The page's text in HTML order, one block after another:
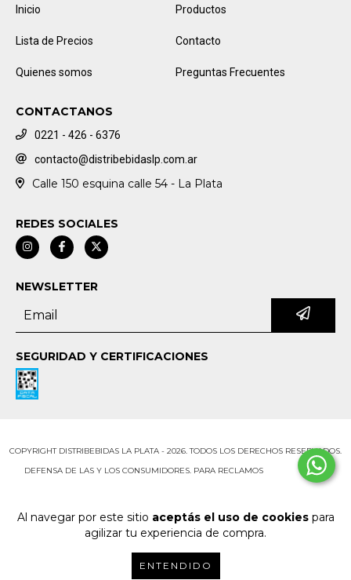
Al navegar por este sitio aceptás el uso de cookiespara
agilizar tu experiencia de compra.
ENTENDIDO
Inicio Productos
Lista de Precios Contacto
Quienes somos Preguntas Frecuentes
CONTACTANOS
0221 - 426 - 6376
contacto@distribebidaslp.com.ar
Calle 150 esquina calle 54 - La Plata
REDES SOCIALES
NEWSLETTER
SEGURIDAD Y CERTIFICACIONES
COPYRIGHT DISTRIBEBIDAS LA PLATA - 2026. TODOS LOS DERECHOS RESERVADOS.
DEFENSA DE LAS Y LOS CONSUMIDORES. PARA RECLAMOS
INGRESÁ ACÁ.